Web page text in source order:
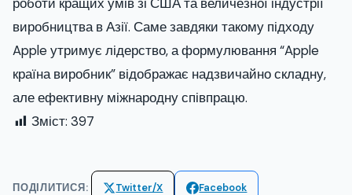
виробництва в Азії. Саме завдяки такому підходу
Apple утримує лідерство, а формулювання “Apple
країна виробник” відображає надзвичайно складну,
але ефективну міжнародну співпрацю.
Зміст: 397
ПОДІЛИТИСЯ: Twitter/X Facebook